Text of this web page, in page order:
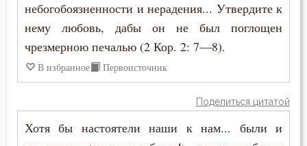
Заповеди
Здоровье
Злопамятство
небогобоязненности и нерадения... Утвердите к
нему любовь, дабы он не был поглощен
чрезмерною печалью (2 Кор. 2: 7—8).
В избранное Первоисточник
Поделиться цитатой
Хотя бы настоятели наши к нам... были и